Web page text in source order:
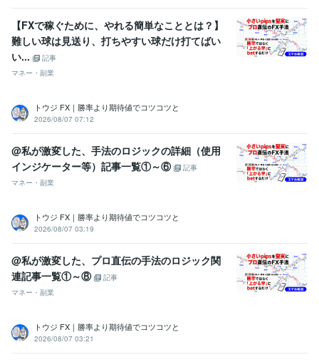
【FXで稼ぐために、やれる簡単なこととは？】
難しい球は見送り、打ちやすい球だけ打てばい
い...
記事
マネー・副業
トウジ FX｜勝率より期待値でコツコツと
2026/08/07 07:12
@私が激変した、手法のロジックの詳細（使用
インジケーター等）記事一覧①～⑥
記事
マネー・副業
トウジ FX｜勝率より期待値でコツコツと
2026/08/07 03:19
@私が激変した、プロ直伝の手法のロジック関
連記事一覧①～⑧
記事
マネー・副業
トウジ FX｜勝率より期待値でコツコツと
2026/08/07 03:21